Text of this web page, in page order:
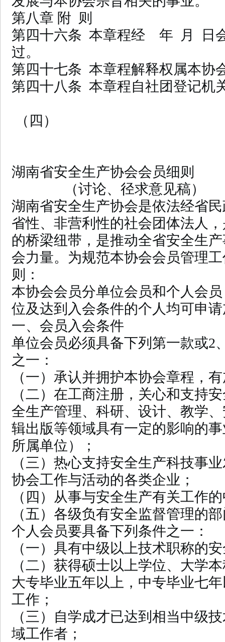
第八章 附 则
第四十六条 本章程经 年 月 日
过。
第四十七条 本章程解释权属本协
第四十八条 本章程自社团登记机
（四）
湖南省安全生产协会会员细则
（讨论、径求意见稿）
湖南省安全生产协会是依法经省
省性、非营利性的社会团体法人
的桥梁纽带，是推动全省安全生
会力量。为规范本协会会员管理
则：
本协会会员分单位会员和个人会
位及达到入会条件的个人均可申
一、会员入会条件
单位会员必须具备下列第一款或2
之一：
（一）承认并拥护本协会章程，
（二）在工商注册，关心和支持
全生产管理、科研、设计、教学
辑出版等领域具有一定的影响的
所属单位）；
（三）热心支持安全生产科技事
协会工作与活动的各类企业；
（四）从事与安全生产有关工作
（五）各级负有安全监督管理的
个人会员要具备下列条件之一：
（一）具有中级以上技术职称的
（二）获得硕士以上学位、大学
大专毕业五年以上，中专毕业七
工作；
（三）自学成才已达到相当中级
域工作者；